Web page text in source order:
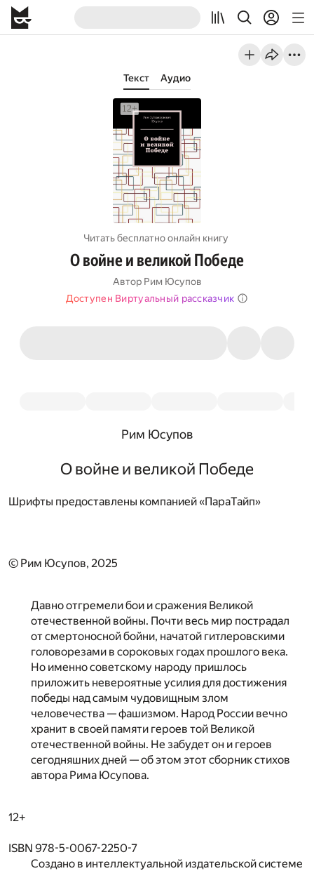
Текст Аудио
Читать бесплатно онлайн книгу
О войне и великой Победе
Автор Рим Юсупов
Доступен Виртуальный рассказчик
Рим Юсупов
О войне и великой Победе
Шрифты предоставлены компанией «ПараТайп»
© Рим Юсупов, 2025
Давно отгремели бои и сражения Великой
отечественной войны. Почти весь мир пострадал
от смертоносной бойни, начатой гитлеровскими
головорезами в сороковых годах прошлого века.
Но именно советскому народу пришлось
приложить невероятные усилия для достижения
победы над самым чудовищным злом
человечества — фашизмом. Народ России вечно
хранит в своей памяти героев той Великой
отечественной войны. Не забудет он и героев
сегодняшних дней — об этом этот сборник стихов
автора Рима Юсупова.
12+
ISBN 978-5-0067-2250-7
Создано в интеллектуальной издательской системе